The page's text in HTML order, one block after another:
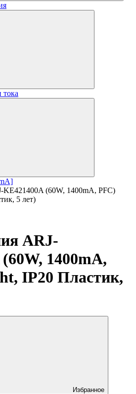
тока
KE421400A (60W, 1400mA, PFC)
5 лет)
ARJ-
1400mA,
IP20 Пластик,
Избранное